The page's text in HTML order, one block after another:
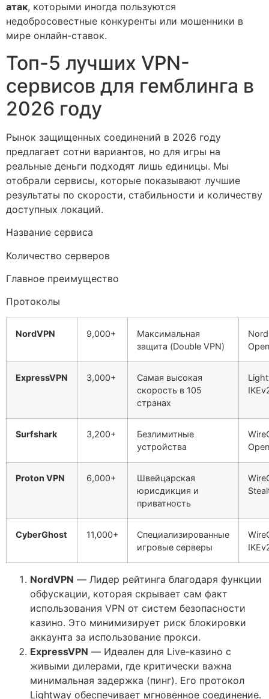
атак, которыми иногда пользуются
недобросовестные конкуренты или мошенники в
мире онлайн-ставок.
Топ-5 лучших VPN-
сервисов для гемблинга в
2026 году
Рынок защищенных соединений в 2026 году
предлагает сотни вариантов, но для игры на
реальные деньги подходят лишь единицы. Мы
отобрали сервисы, которые показывают лучшие
результаты по скорости, стабильности и количеству
доступных локаций.
Название сервиса
Количество серверов
Главное преимущество
Протоколы
NordVPN 9,000+
Максимальная
защита (Double VPN)
ExpressVPN 3,000+
Самая высокая
скорость в 105
странах
Surfshark 3,200+
Безлимитные
устройства
Proton VPN 6,000+
Швейцарская
юрисдикция и
приватность
CyberGhost 11,000+
Специализированные
игровые серверы
NordVPN — Лидер рейтинга благодаря функции
обфускации, которая скрывает сам факт
использования VPN от систем безопасности
казино. Это минимизирует риск блокировки
аккаунта за использование прокси.
ExpressVPN — Идеален для Live-казино с
живыми дилерами, где критически важна
минимальная задержка (пинг). Его протокол
Lightway обеспечивает мгновенное соединение.